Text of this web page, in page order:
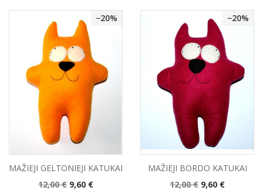
−20%
MAŽIEJI GELTONIEJI KATUKAI
Bazinė
12,00 € Kaina
9,60 €
−20%
MAŽIEJI BORDO KATUKAI
Bazinė
12,00 € Kaina
9,60 €